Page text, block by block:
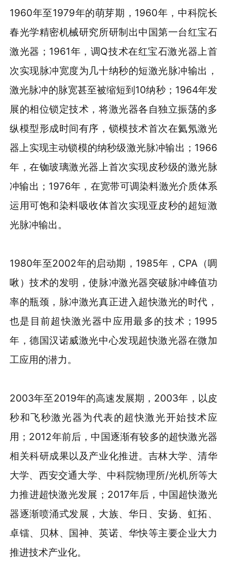
1960年至1979年的萌芽期，1960年，中科院长
春光学精密机械研究所研制出中国第一台红宝石
激光器；1961年，调Q技术在红宝石激光器上首
次实现脉冲宽度为几十纳秒的短激光脉冲输出，
激光脉冲的脉宽甚至被缩短到10纳秒；1964年发
展的相位锁定技术，将激光器各自独立振荡的多
纵模型形成时间有序，锁模技术首次在氦氖激光
器上实现主动锁模的纳秒级激光脉冲输出；1966
年，在铷玻璃激光器上首次实现皮秒级的激光脉
冲输出；1976年，在宽带可调染料激光介质体系
运用可饱和染料吸收体首次实现亚皮秒的超短激
光脉冲输出。
1980年至2002年的启动期，1985年，CPA（啁
啾）技术的发明，使脉冲激光器突破脉冲峰值功
率的瓶颈，脉冲激光真正进入超快激光的时代，
也是目前超快激光器中应用最多的技术；1995
年，德国汉诺威激光中心发现超快激光器在微加
工应用的潜力。
2003年至2019年的高速发展期，2003年，以皮
秒和飞秒激光器为代表的超快激光开始技术应
用；2012年前后，中国逐渐有较多的超快激光器
相关科研成果以及产业化推进。吉林大学、清华
大学、西安交通大学、中科院物理所/光机所等大
力推进超快激光发展；2017年后，中国超快激光
器逐渐喷涌式发展，大族、华日、安扬、虹拓、
卓镭、贝林、国神、英诺、华快等主要企业大力
推进技术产业化。